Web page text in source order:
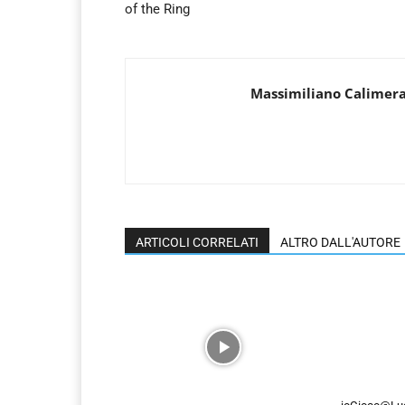
of the Ring
Massimiliano
ARTICOLI CORRELATI ALTRO DALL'AUTORE